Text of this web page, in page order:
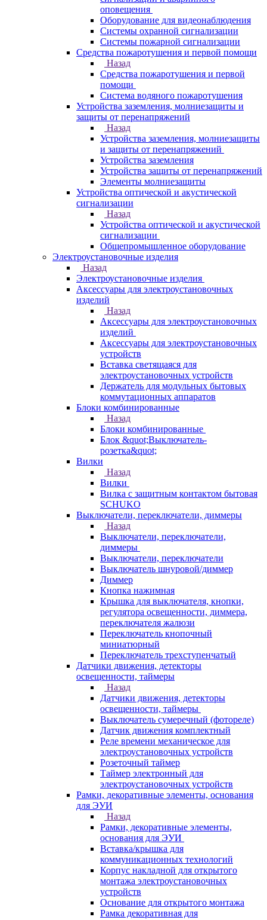
оповещения
Оборудование для видеонаблюдения
Системы охранной сигнализации
Системы пожарной сигнализации
Средства пожаротушения и первой помощи
Назад
Средства пожаротушения и первой
помощи
Система водяного пожаротушения
Устройства заземления, молниезащиты и
защиты от перенапряжений
Назад
Устройства заземления, молниезащиты
и защиты от перенапряжений
Устройства заземления
Устройства защиты от перенапряжений
Элементы молниезащиты
Устройства оптической и акустической
сигнализации
Назад
Устройства оптической и акустической
сигнализации
Общепромышленное оборудование
Электроустановочные изделия
Назад
Электроустановочные изделия
Аксессуары для электроустановочных
изделий
Назад
Аксессуары для электроустановочных
изделий
Аксессуары для электроустановочных
устройств
Вставка светящаяся для
электроустановочных устройств
Держатель для модульных бытовых
коммутационных аппаратов
Блоки комбинированные
Назад
Блоки комбинированные
Блок &quot;Выключатель-
розетка&quot;
Вилки
Назад
Вилки
Вилка с защитным контактом бытовая
SCHUKO
Выключатели, переключатели, диммеры
Назад
Выключатели, переключатели,
диммеры
Выключатели, переключатели
Выключатель шнуровой/диммер
Диммер
Кнопка нажимная
Крышка для выключателя, кнопки,
регулятора освещенности, диммера,
переключателя жалюзи
Переключатель кнопочный
миниатюрный
Переключатель трехступенчатый
Датчики движения, детекторы
освещенности, таймеры
Назад
Датчики движения, детекторы
освещенности, таймеры
Выключатель сумеречный (фотореле)
Датчик движения комплектный
Реле времени механическое для
электроустановочных устройств
Розеточный таймер
Таймер электронный для
электроустановочных устройств
Рамки, декоративные элементы, основания
для ЭУИ
Назад
Рамки, декоративные элементы,
основания для ЭУИ
Вставка/крышка для
коммуникационных технологий
Корпус накладной для открытого
монтажа электроустановочных
устройств
Основание для открытого монтажа
Рамка декоративная для